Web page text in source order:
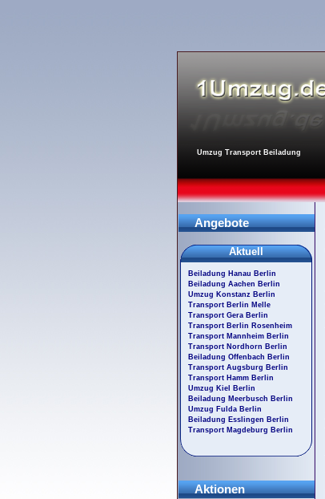
Umzug Transport Beiladung
Angebote
Aktuell
Beiladung Hanau Berlin
Beiladung Aachen Berlin
Umzug Konstanz Berlin
Transport Berlin Melle
Transport Gera Berlin
Transport Berlin Rosenheim
Transport Mannheim Berlin
Transport Nordhorn Berlin
Beiladung Offenbach Berlin
Transport Augsburg Berlin
Transport Hamm Berlin
Umzug Kiel Berlin
Beiladung Meerbusch Berlin
Umzug Fulda Berlin
Beiladung Esslingen Berlin
Transport Magdeburg Berlin
Aktionen